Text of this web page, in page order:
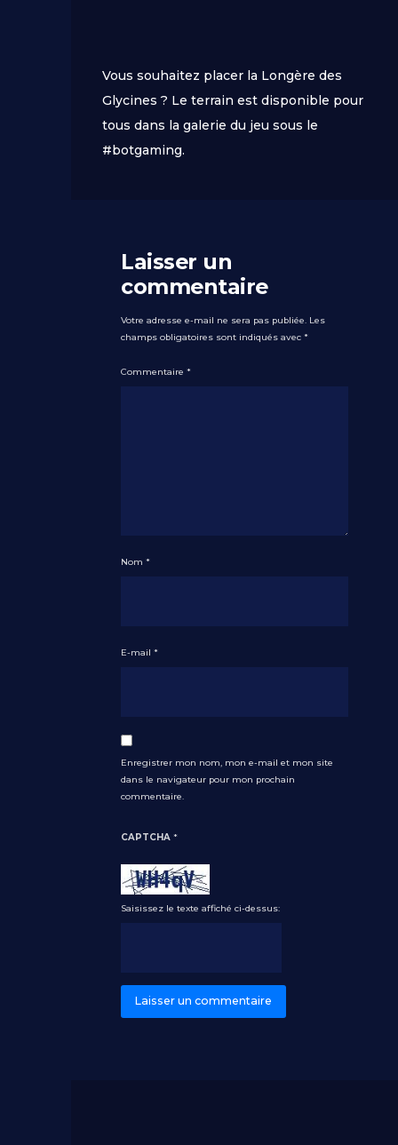
Vous souhaitez placer la Longère des
Glycines ? Le terrain est disponible pour
tous dans la galerie du jeu sous le
#botgaming.
Laisser un
commentaire
Votre adresse e-mail ne sera pas publiée. Les
champs obligatoires sont indiqués avec *
Commentaire *
Nom *
E-mail *
Enregistrer mon nom, mon e-mail et mon site
dans le navigateur pour mon prochain
commentaire.
CAPTCHA *
Saisissez le texte affiché ci-dessus: